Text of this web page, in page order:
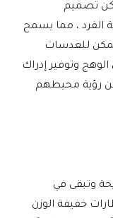
تصميم
الفرد ، مما يسمح
للعدسات
وتوفير إدراك
رؤية محيطهم
وتبقى في
خفيفة الوزن